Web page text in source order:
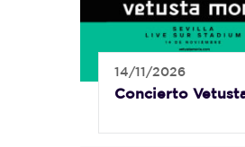
14/11/2026
Concierto